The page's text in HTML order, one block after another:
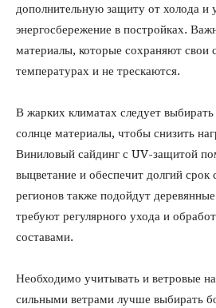
дополнительную защиту от холода и
энергосбережение в постройках.
материалы, которые сохраняют свои
температурах и не трескаются.
В жарких климатах следует
солнце материалы, чтобы снизить
Виниловый сайдинг с UV-защитой
выцветание и обеспечит долгий
регионов также подойдут
требуют регулярного ухода и
составами.
Необходимо учитывать и ветровые
сильными ветрами лучше выбирать